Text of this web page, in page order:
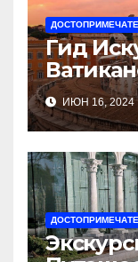
Гид
Сквозь
ИЮН 16, 2024